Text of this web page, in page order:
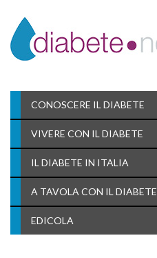
CONOSCERE IL DIABETE
VIVERE CON IL DIABETE
IL DIABETE IN ITALIA
A TAVOLA CON IL DIABETE
EDICOLA